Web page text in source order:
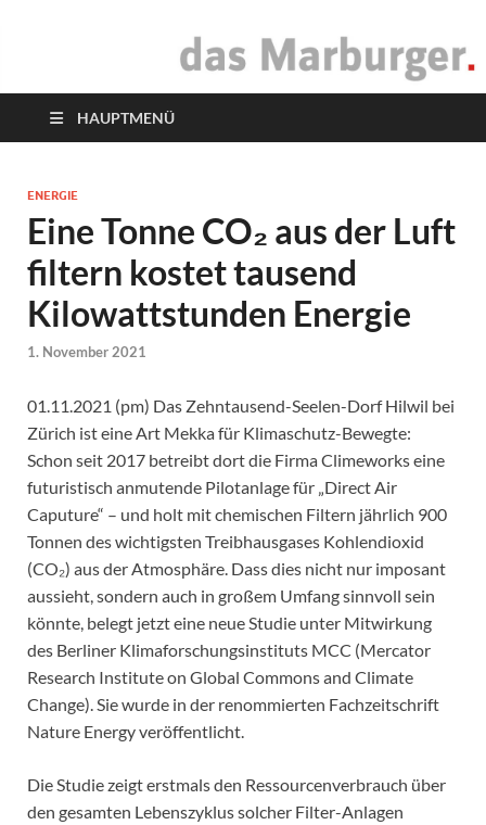
das Marburger.
HAUPTMENÜ
ENERGIE
Eine Tonne CO₂ aus der Luft
filtern kostet tausend
Kilowattstunden Energie
1. November 2021
01.11.2021 (pm) Das Zehntausend-Seelen-Dorf Hilwil bei
Zürich ist eine Art Mekka für Klimaschutz-Bewegte:
Schon seit 2017 betreibt dort die Firma Climeworks eine
futuristisch anmutende Pilotanlage für „Direct Air
Caputure“ – und holt mit chemischen Filtern jährlich 900
Tonnen des wichtigsten Treibhausgases Kohlendioxid
(CO₂) aus der Atmosphäre. Dass dies nicht nur imposant
aussieht, sondern auch in großem Umfang sinnvoll sein
könnte, belegt jetzt eine neue Studie unter Mitwirkung
des Berliner Klimaforschungsinstituts MCC (Mercator
Research Institute on Global Commons and Climate
Change). Sie wurde in der renommierten Fachzeitschrift
Nature Energy veröffentlicht.
Die Studie zeigt erstmals den Ressourcenverbrauch über
den gesamten Lebenszyklus solcher Filter-Anlagen